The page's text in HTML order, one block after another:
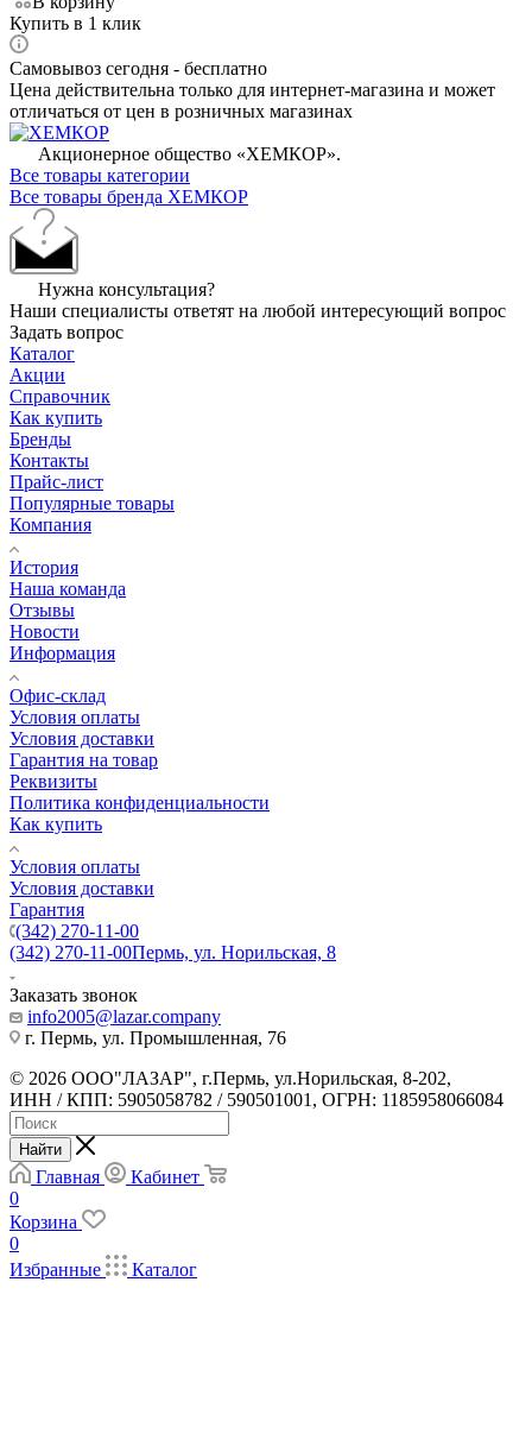
Купить в 1 клик
Самовывоз сегодня - бесплатно
Цена действительна только для интернет-магазина и может
отличаться от цен в розничных магазинах
Акционерное общество «ХЕМКОР».
Все товары категории
Все товары бренда ХЕМКОР
Нужна консультация?
Наши специалисты ответят на любой интересующий вопрос
Задать вопрос
Каталог
Акции
Справочник
Как купить
Бренды
Контакты
Прайс-лист
Популярные товары
Компания
История
Наша команда
Отзывы
Новости
Информация
Офис-склад
Условия оплаты
Условия доставки
Гарантия на товар
Реквизиты
Политика конфиденциальности
Как купить
Условия оплаты
Условия доставки
Гарантия
(342) 270-11-00
(342) 270-11-00Пермь, ул. Норильская, 8
Заказать звонок
info2005@lazar.company
г. Пермь, ул. Промышленная, 76
© 2026 ООО"ЛАЗАР", г.Пермь, ул.Норильская, 8-202,
ИНН / КПП: 5905058782 / 590501001, ОГРН: 1185958066084
Найти
Главная
Кабинет
0
Корзина
0
Избранные
Каталог